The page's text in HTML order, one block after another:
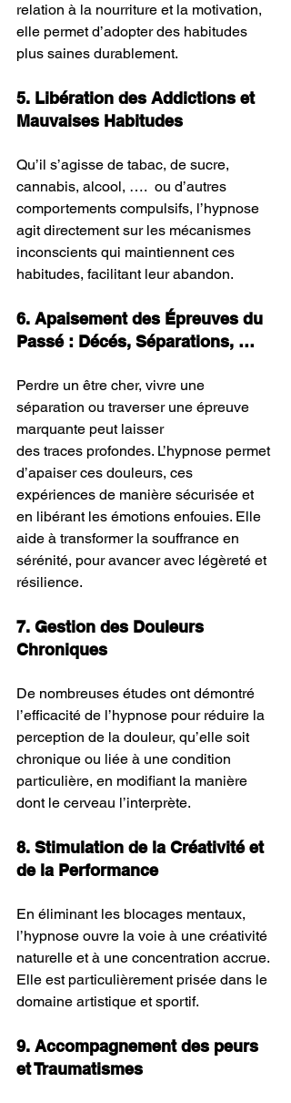
relation à la nourriture et la motivation,
elle permet d’adopter des habitudes
plus saines durablement.
5. Libération des Addictions et
Mauvaises Habitudes
Qu’il s’agisse de tabac, de sucre,
cannabis, alcool, ….  ou d’autres
comportements compulsifs, l’hypnose
agit directement sur les mécanismes
inconscients qui maintiennent ces
habitudes, facilitant leur abandon.
6. Apaisement des Épreuves du
Passé : Décés, Séparations, …
Perdre un être cher, vivre une
séparation ou traverser une épreuve
marquante peut laisser
des traces profondes. L’hypnose permet
d’apaiser ces douleurs, ces
expériences de manière sécurisée et
en libérant les émotions enfouies. Elle
aide à transformer la souffrance en
sérénité, pour avancer avec légèreté et
résilience.
7. Gestion des Douleurs
Chroniques
De nombreuses études ont démontré
l’efficacité de l’hypnose pour réduire la
perception de la douleur, qu’elle soit
chronique ou liée à une condition
particulière, en modifiant la manière
dont le cerveau l’interprète.
8. Stimulation de la Créativité et
de la Performance
En éliminant les blocages mentaux,
l’hypnose ouvre la voie à une créativité
naturelle et à une concentration accrue.
Elle est particulièrement prisée dans le
domaine artistique et sportif.
9. Accompagnement des peurs
et Traumatismes